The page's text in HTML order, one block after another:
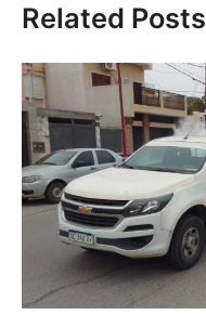
Related Posts